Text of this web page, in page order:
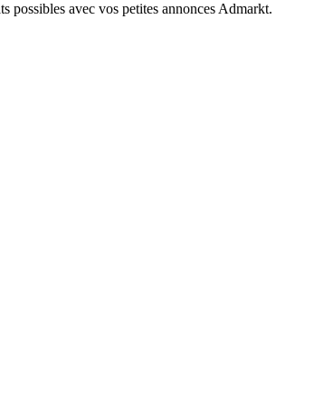
possibles avec vos petites annonces Admarkt.